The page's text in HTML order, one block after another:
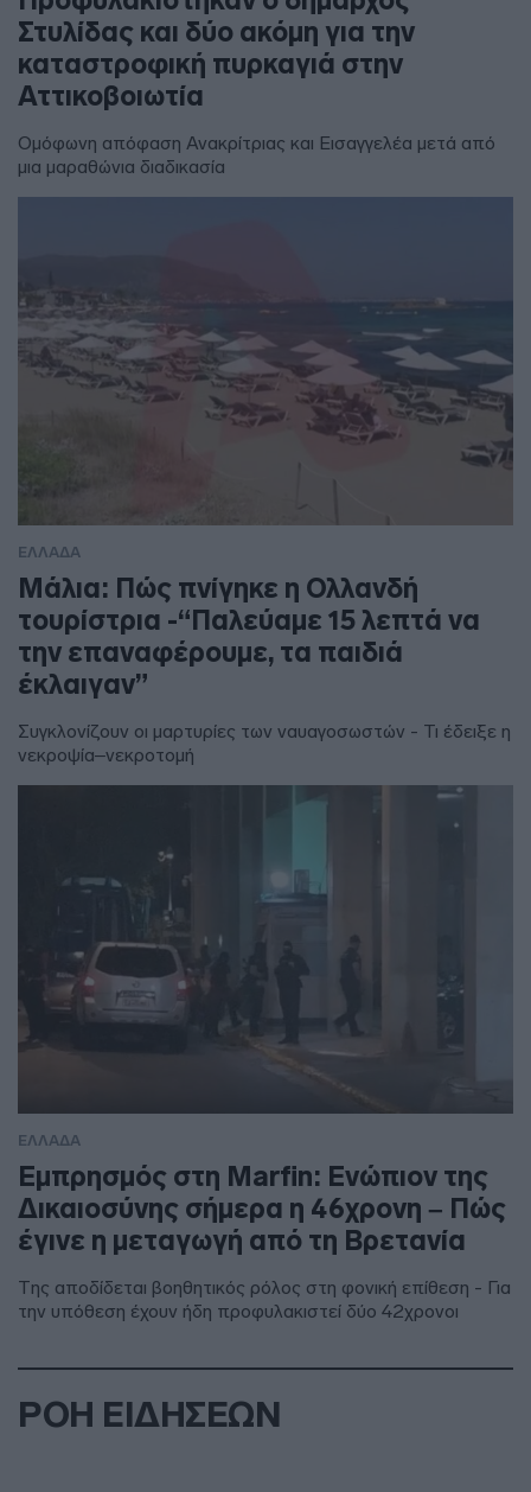
Στυλίδας και δύο ακόμη για την
καταστροφική πυρκαγιά στην
Αττικοβοιωτία
Ομόφωνη απόφαση Ανακρίτριας και Εισαγγελέα μετά από
μια μαραθώνια διαδικασία
ΕΛΛΑΔΑ
Μάλια: Πώς πνίγηκε η Ολλανδή
τουρίστρια -“Παλεύαμε 15 λεπτά να
την επαναφέρουμε, τα παιδιά
έκλαιγαν”
Συγκλονίζουν οι μαρτυρίες των ναυαγοσωστών - Τι έδειξε η
νεκροψία–νεκροτομή
ΕΛΛΑΔΑ
Εμπρησμός στη Marfin: Ενώπιον της
Δικαιοσύνης σήμερα η 46χρονη – Πώς
έγινε η μεταγωγή από τη Βρετανία
Της αποδίδεται βοηθητικός ρόλος στη φονική επίθεση - Για
την υπόθεση έχουν ήδη προφυλακιστεί δύο 42χρονοι
ΡΟΗ ΕΙΔΗΣΕΩΝ